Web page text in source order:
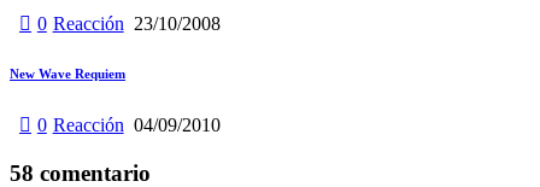
0 Reacción 23/10/2008
New Wave Requiem
0 Reacción 04/09/2010
58 comentario